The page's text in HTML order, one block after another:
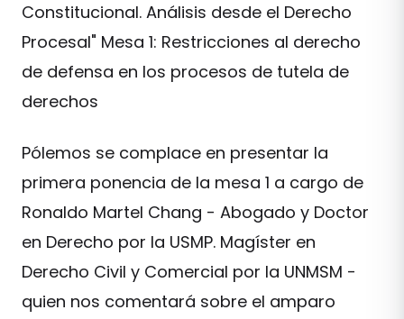
Constitucional. Análisis desde el Derecho
Procesal" Mesa 1: Restricciones al derecho
de defensa en los procesos de tutela de
derechos
Pólemos se complace en presentar la
primera ponencia de la mesa 1 a cargo de
Ronaldo Martel Chang - Abogado y Doctor
en Derecho por la USMP. Magíster en
Derecho Civil y Comercial por la UNMSM -
quien nos comentará sobre el amparo